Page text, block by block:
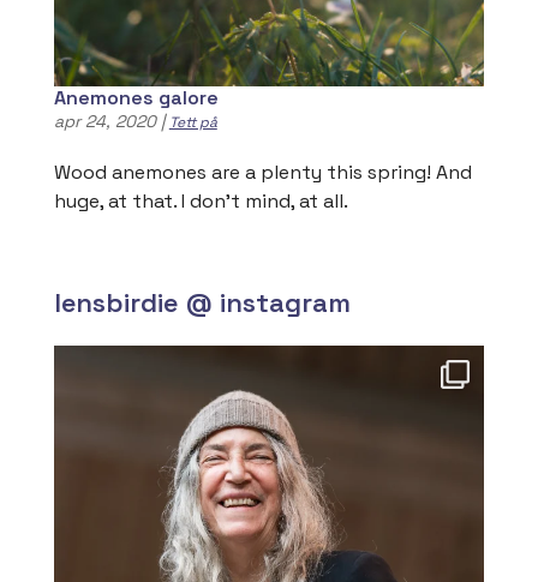
Anemones galore
apr 24, 2020| Tett på
Wood anemones are a plenty this spring! And
huge, at that. I don’t mind, at all.
lensbirdie @ instagram